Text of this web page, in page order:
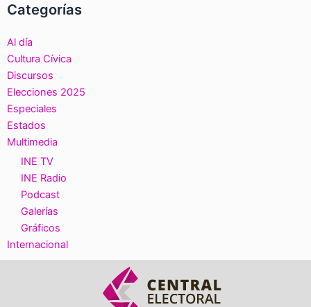
Categorías
Al día
Cultura Cívica
Discursos
Elecciones 2025
Especiales
Estados
Multimedia
INE TV
INE Radio
Podcast
Galerías
Gráficos
Internacional